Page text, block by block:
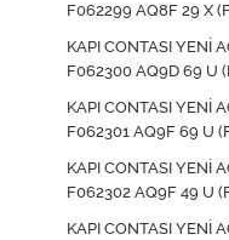
F062299 AQ8F 29 X
KAPI CONTASI YENİ
F062300 AQ9D 69 U
KAPI CONTASI YENİ
F062301 AQ9F 69 U
KAPI CONTASI YENİ
F062302 AQ9F 49 U
KAPI CONTASI YENİ